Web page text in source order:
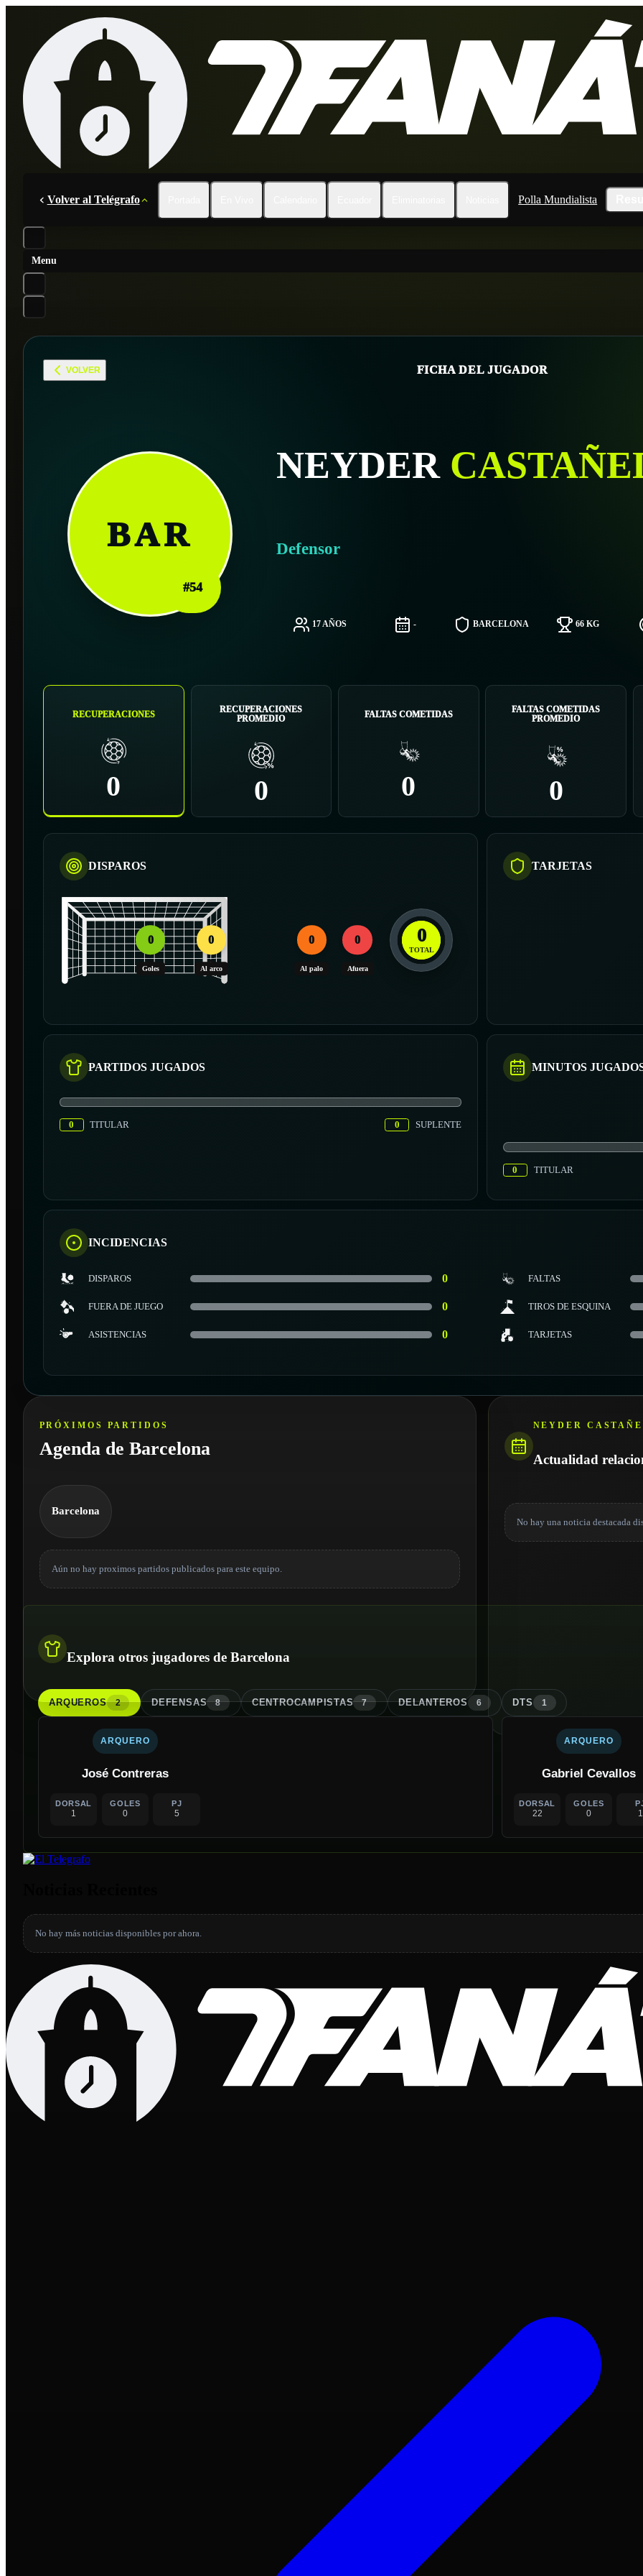
Volver al Telégrafo Polla Mundialista
Menu
VOLVER FICHA DEL JUGADOR
BAR
#54
NEYDER
Defensor
17 AÑOS - BARCELONA 66 KG
RECUPERACIONES
0
RECUPERACIONES
PROMEDIO
0
FALTAS COMETIDAS
0
FALTAS COMETIDAS
PROMEDIO
0
DISPAROS
0
Goles
0
Al arco
0
Al palo
0
Afuera
0
TOTAL
TARJETAS
PARTIDOS JUGADOS
0 TITULAR 0 SUPLENTE
MINUTOS
0 TITULAR
INCIDENCIAS
DISPAROS 0 FALTAS
FUERA DE JUEGO 0 TIROS DE ESQUINA
ASISTENCIAS 0 TARJETAS
PRÓXIMOS PARTIDOS
Agenda de Barcelona
Barcelona
Aún no hay proximos partidos publicados para este equipo.
NEYDER
Actualidad
No hay una noticia destacada
Explora otros jugadores de Barcelona
ARQUEROS 2 DEFENSAS 8 CENTROCAMPISTAS 7 DELANTEROS 6 DTS 1
ARQUERO
José Contreras
DORSAL
1
GOLES
0
PJ
5
ARQUERO
Gabriel Cevallos
DORSAL
22
GOLES
0 1
No hay más noticias disponibles por ahora.